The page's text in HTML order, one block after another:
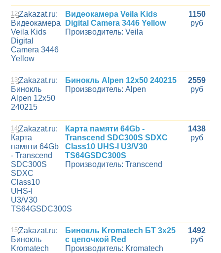
12
Видеокамера Veila Kids
Digital Camera 3446 Yellow
Производитель: Veila
1150
руб
13
Бинокль Alpen 12x50 240215
Производитель: Alpen
2559
руб
14
Карта памяти 64Gb -
Transcend SDC300S SDXC
Class10 UHS-I U3/V30
TS64GSDC300S
Производитель: Transcend
1438
руб
15
Бинокль Kromatech БТ 3х25
с цепочкой Red
Производитель: Kromatech
1492
руб